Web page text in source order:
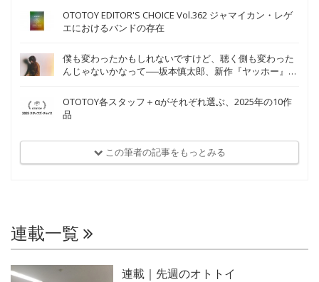
OTOTOY EDITOR'S CHOICE Vol.362 ジャマイカン・レゲ
エにおけるバンドの存在
僕も変わったかもしれないですけど、聴く側も変わった
んじゃないかなって──坂本慎太郎、新作『ヤッホー』
OTOTOY各スタッフ＋αがそれぞれ選ぶ、2025年の10作
品
この筆者の記事をもっとみる
連載一覧
連載｜先週のオトトイ